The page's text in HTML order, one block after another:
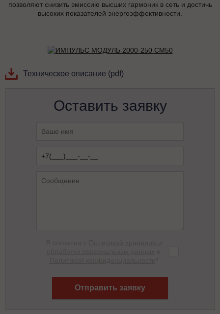
позволяют снизить эмиссию высших гармоник в сеть и достичь
высоких показателей энергоэффективности.
Техническое описание (pdf)
Оставить заявку
Отправить заявку